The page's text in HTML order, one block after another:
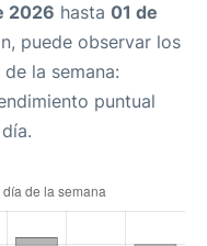
2026 hasta 01 de
puede observar los
la semana:
puntual